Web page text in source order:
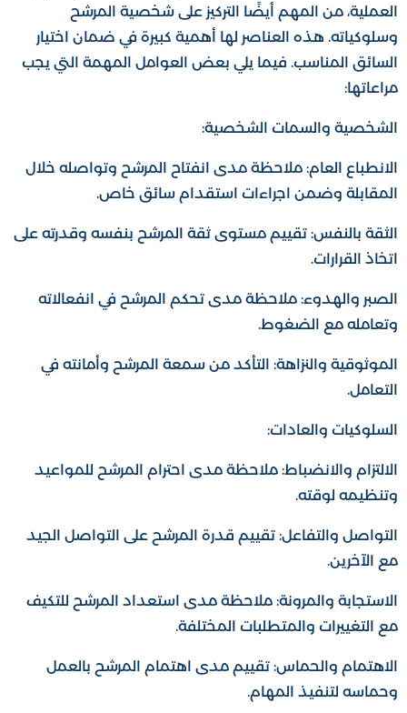
العملية، من المهم أيضًا التركيز على شخصية المرشح
وسلوكياته. هذه العناصر لها أهمية كبيرة في ضمان اختيار
السائق المناسب. فيما يلي بعض العوامل المهمة التي يجب
مراعاتها:
الشخصية والسمات الشخصية:
الانطباع العام: ملاحظة مدى انفتاح المرشح وتواصله خلال
المقابلة وضمن اجراءات استقدام سائق خاص.
الثقة بالنفس: تقييم مستوى ثقة المرشح بنفسه وقدرته على
اتخاذ القرارات.
الصبر والهدوء: ملاحظة مدى تحكم المرشح في انفعالاته
وتعامله مع الضغوط.
الموثوقية والنزاهة: التأكد من سمعة المرشح وأمانته في
التعامل.
السلوكيات والعادات:
الالتزام والانضباط: ملاحظة مدى احترام المرشح للمواعيد
وتنظيمه لوقته.
التواصل والتفاعل: تقييم قدرة المرشح على التواصل الجيد
مع الآخرين.
الاستجابة والمرونة: ملاحظة مدى استعداد المرشح للتكيف
مع التغييرات والمتطلبات المختلفة.
الاهتمام والحماس: تقييم مدى اهتمام المرشح بالعمل
وحماسه لتنفيذ المهام.